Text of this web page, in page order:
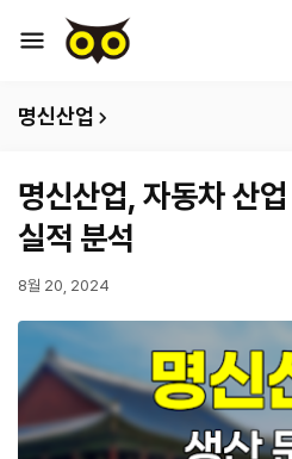
명신산업
명신산업, 자동차 산
실적 분석
8월 20, 2024